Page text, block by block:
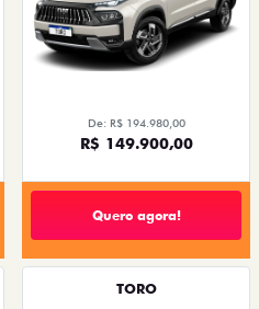
De: R$ 194.980,00
R$ 149.900,00
Quero agora!
TORO